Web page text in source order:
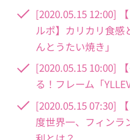
[2020.05.15 12:00]
ルポ】カリカリ食感
んとうたい焼き」
[2020.05.15 10:00]
る！フレーム「
[2020.05.15 07:30]
度世界一、フィンラ